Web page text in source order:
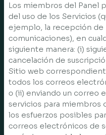
Los miembros del Panel
del uso de los Servicios
ejemplo, la recepción
comunicaciones), en
siguiente manera: (i)
cancelación de
Sitio web
todos los correos
o (ii) enviando un correo
servicios para miembros
los esfuerzos posibles
correos electrónicos de